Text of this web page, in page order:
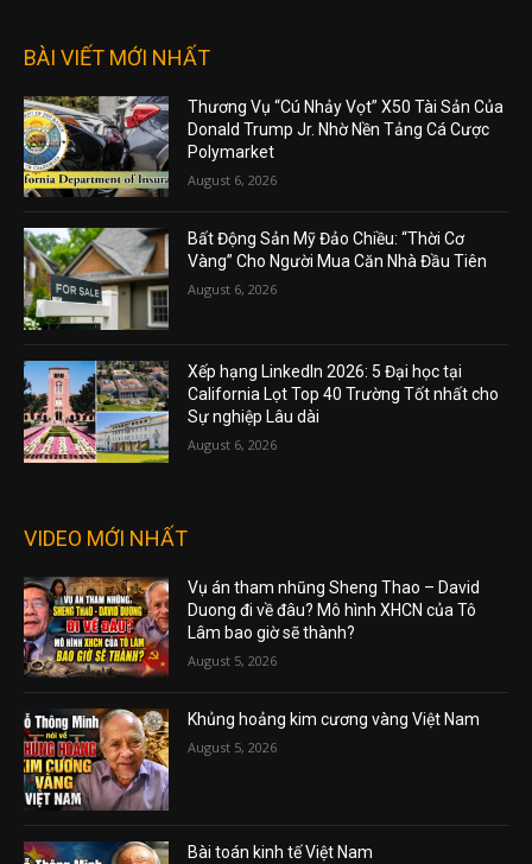
BÀI VIẾT MỚI NHẤT
Thương Vụ “Cú Nhảy Vọt” X50 Tài Sản Của
Donald Trump Jr. Nhờ Nền Tảng Cá Cược
Polymarket
August 6, 2026
Bất Động Sản Mỹ Đảo Chiều: “Thời Cơ
Vàng” Cho Người Mua Căn Nhà Đầu Tiên
August 6, 2026
Xếp hạng LinkedIn 2026: 5 Đại học tại
California Lọt Top 40 Trường Tốt nhất cho
Sự nghiệp Lâu dài
August 6, 2026
VIDEO MỚI NHẤT
Vụ án tham nhũng Sheng Thao – David
Duong đi về đâu? Mô hình XHCN của Tô
Lâm bao giờ sẽ thành?
August 5, 2026
Khủng hoảng kim cương vàng Việt Nam
August 5, 2026
Bài toán kinh tế Việt Nam